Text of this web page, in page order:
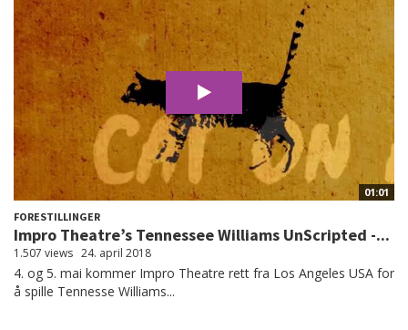
01:01
FORESTILLINGER
Impro Theatre’s Tennessee Williams UnScripted -...
1.507 views 24. april 2018
4. og 5. mai kommer Impro Theatre rett fra Los Angeles USA for
å spille Tennesse Williams...